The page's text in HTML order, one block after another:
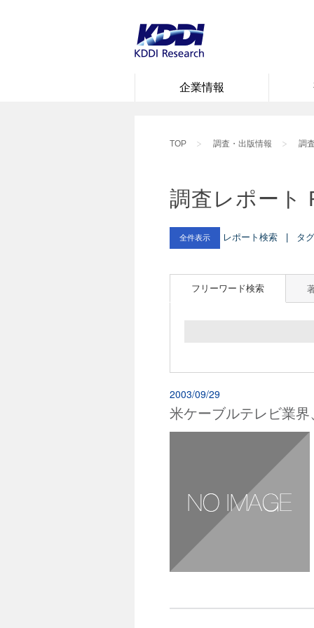
企業情報
TOP 調査・出版情報 調
調査レポート
全件表示 レポート検索 | タ
フリーワード検索
2003/09/29
米ケーブルテレビ業